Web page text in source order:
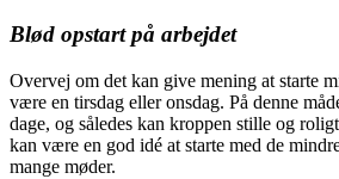
Blød opstart på arbejdet
Overvej om det kan give mening at starte
være en tirsdag eller onsdag. På denne
dage, og således kan kroppen stille og
kan være en god idé at starte med de
mange møder.